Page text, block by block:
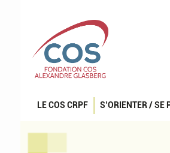
LE COS CRPF S’ORIENTER / SE